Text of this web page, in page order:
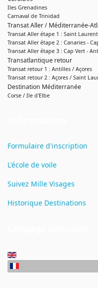
Iles Grenadines
Carnaval de Trinidad
Transat Aller / Méditerranée-
Transat Aller étape 1 : Saint
Transat Aller étape 2 : Canaries -
Transat Aller étape 3 : Cap Vert -
Transatlantique retour
Transat retour 1 : Antilles / Açores
Transat retour 2 : Açores / Saint
Destination Méditerranée
Corse / Ile d'Elbe
Formulaire d'inscription
L'école de voile
Suivez Mille Visages
Historique Destinations
Sélectionnez votre langue